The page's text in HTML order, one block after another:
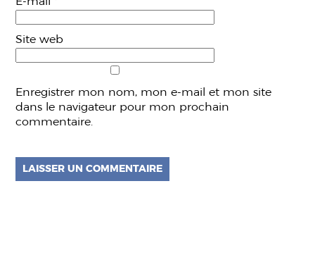
Site web
Enregistrer mon nom, mon e-mail et mon site
dans le navigateur pour mon prochain
commentaire.